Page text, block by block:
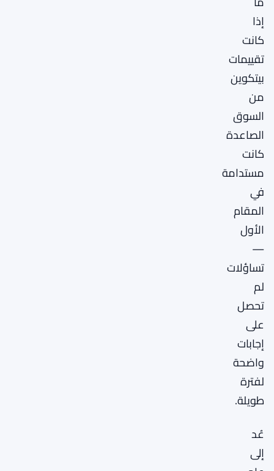
إذا
كانت
تقييمات
بيتكوين
من
السوق
الصاعدة
كانت
مستدامة
في
المقام
الأول
—
تساؤلات
لم
تحصل
على
إجابات
واضحة
لفترة
طويلة.
عُد
إلى